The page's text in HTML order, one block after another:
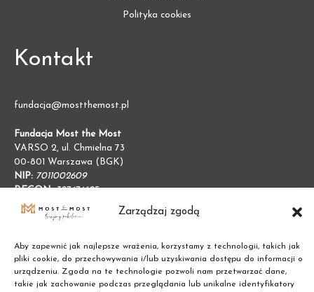
Zarządzaj zgodą
Aby zapewnić jak najlepsze wrażenia, korzystamy z technologii, takich jak
pliki cookie, do przechowywania i/lub uzyskiwania dostępu do informacji o
urządzeniu. Zgoda na te technologie pozwoli nam przetwarzać dane,
takie jak zachowanie podczas przeglądania lub unikalne identyfikatory
Polityka cookies
Kontakt
fundacja@mostthemost.pl
Fundacja Most the Most
VARSO 2, ul. Chmielna 73
00-801 Warszawa (BGK)
NIP: 7011002609
REGON:387474695